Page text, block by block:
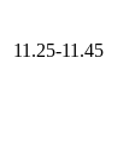
11.25-11.45